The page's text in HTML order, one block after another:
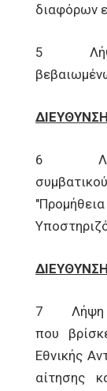
διαφόρων
5 Λήψη
6 Λήψη
7 Λήψη
που
Εθνικής
αίτησης